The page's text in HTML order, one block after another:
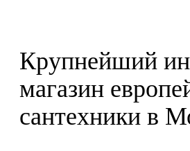
Крупнейший
магазин
сантехники в